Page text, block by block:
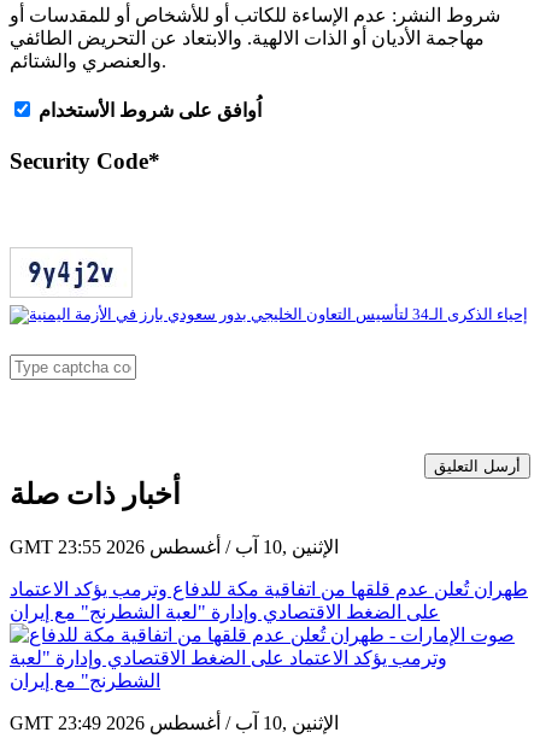
شروط النشر: عدم الإساءة للكاتب أو للأشخاص أو للمقدسات أو
مهاجمة الأديان أو الذات الالهية. والابتعاد عن التحريض الطائفي
والعنصري والشتائم.
اُوافق على شروط الأستخدام
Security Code*
أرسل التعليق
أخبار ذات صلة
GMT 23:55 2026 الإثنين ,10 آب / أغسطس
طهران تُعلن عدم قلقها من اتفاقية مكة للدفاع وترمب يؤكد الاعتماد
على الضغط الاقتصادي وإدارة "لعبة الشطرنج" مع إيران
GMT 23:49 2026 الإثنين ,10 آب / أغسطس